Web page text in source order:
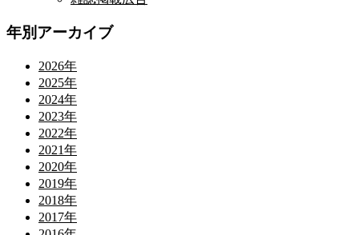
年別アーカイブ
2026年
2025年
2024年
2023年
2022年
2021年
2020年
2019年
2018年
2017年